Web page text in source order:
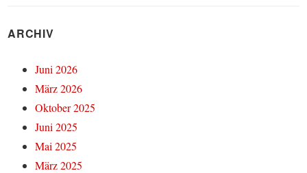
ARCHIV
Juni 2026
März 2026
Oktober 2025
Juni 2025
Mai 2025
März 2025